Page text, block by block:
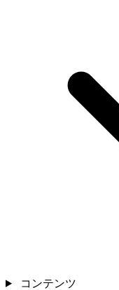
コンテンツ